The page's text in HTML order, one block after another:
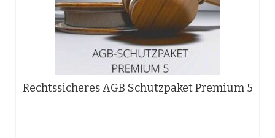
Rechtssicheres AGB Schutzpaket Premium 5